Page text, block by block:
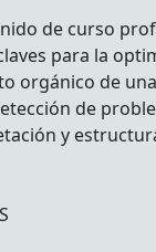
de curso
para la
orgánico de
de
y